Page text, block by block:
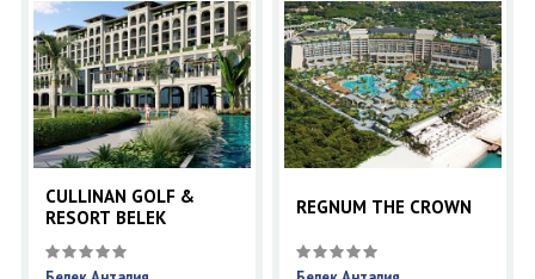
CULLINAN GOLF &
RESORT BELEK
REGNUM THE CROWN